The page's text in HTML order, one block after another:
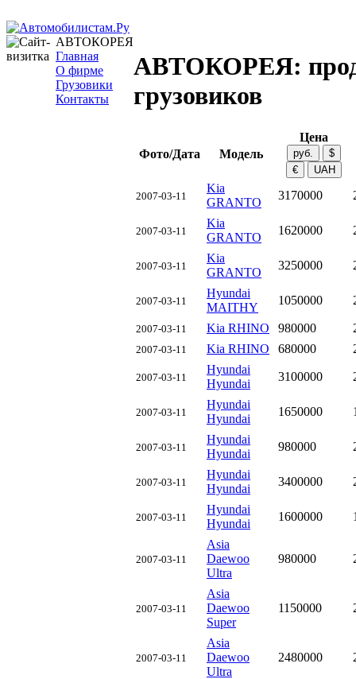
АВТОКОРЕЯ
Главная
О фирме
Грузовики
Контакты
АВТОКОРЕЯ:
грузовиков
Фото/Дата Модель
Цена
2007-03-11
Kia
GRANTO
3170000
2007-03-11
Kia
GRANTO
1620000
2007-03-11
Kia
GRANTO
3250000
2007-03-11
Hyundai
MAITHY
1050000
2007-03-11 Kia RHINO 980000
2007-03-11 Kia RHINO 680000
2007-03-11
Hyundai
Hyundai
3100000
2007-03-11
Hyundai
Hyundai
1650000
2007-03-11
Hyundai
Hyundai
980000
2007-03-11
Hyundai
Hyundai
3400000
2007-03-11
Hyundai
Hyundai
1600000
2007-03-11
Аsia
Daewoo
Ultra
980000
2007-03-11
Аsia
Daewoo
Super
1150000
2007-03-11
Аsia
Daewoo
Ultra
2480000